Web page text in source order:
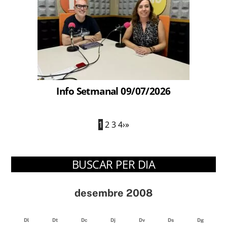
Info Setmanal 09/07/2026
1 2 3 4›»
BUSCAR PER DIA
desembre 2008
Dl Dt Dc Dj Dv Ds Dg